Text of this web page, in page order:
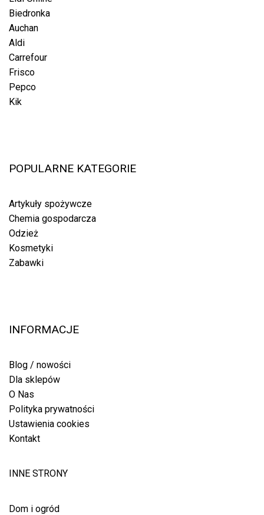
Biedronka
Auchan
Aldi
Carrefour
Frisco
Pepco
Kik
POPULARNE KATEGORIE
Artykuły spożywcze
Chemia gospodarcza
Odzież
Kosmetyki
Zabawki
INFORMACJE
Blog / nowości
Dla sklepów
O Nas
Polityka prywatności
Ustawienia cookies
Kontakt
INNE STRONY
Dom i ogród